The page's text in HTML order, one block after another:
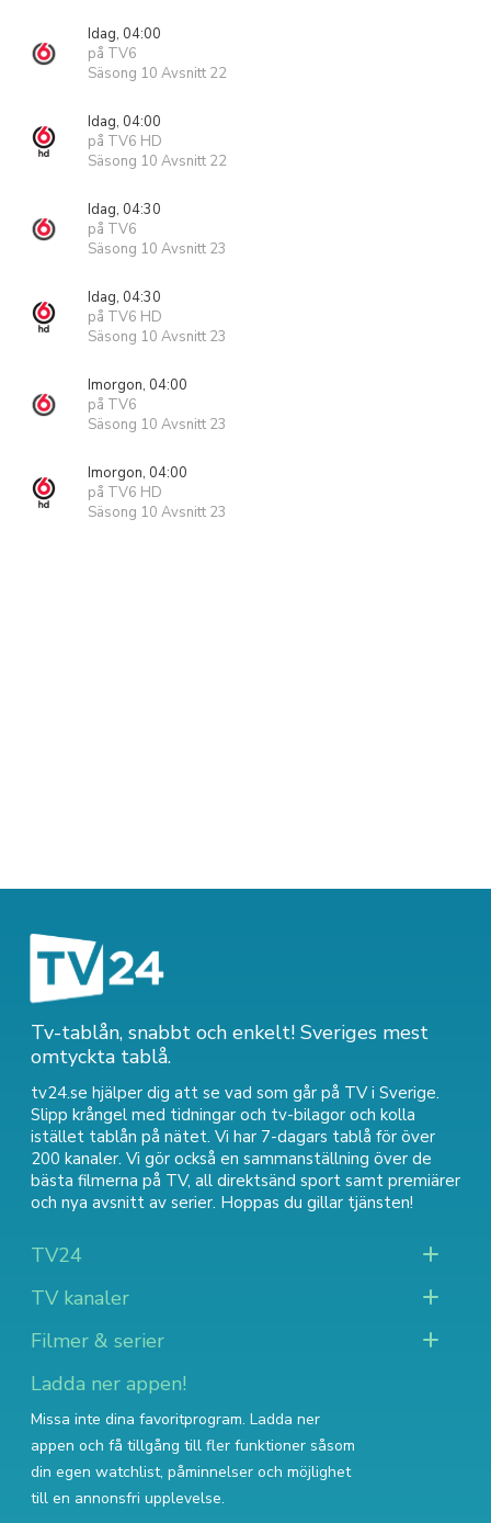
Idag, 04:00
på TV6
Säsong 10 Avsnitt 22
Idag, 04:00
på TV6 HD
Säsong 10 Avsnitt 22
Idag, 04:30
på TV6
Säsong 10 Avsnitt 23
Idag, 04:30
på TV6 HD
Säsong 10 Avsnitt 23
Imorgon, 04:00
på TV6
Säsong 10 Avsnitt 23
Imorgon, 04:00
på TV6 HD
Säsong 10 Avsnitt 23
Tv-tablån, snabbt och enkelt! Sveriges mest
omtyckta tablå.
tv24.se hjälper dig att se vad som går på TV i Sverige.
Slipp krångel med tidningar och tv-bilagor och kolla
istället tablån på nätet. Vi har 7-dagars tablå för över
200 kanaler. Vi gör också en sammanställning över de
bästa filmerna på TV, all direktsänd sport samt premiärer
och nya avsnitt av serier. Hoppas du gillar tjänsten!
TV24
TV kanaler
Filmer & serier
Ladda ner appen!
Missa inte dina favoritprogram. Ladda ner
appen och få tillgång till fler funktioner såsom
din egen watchlist, påminnelser och möjlighet
till en annonsfri upplevelse.